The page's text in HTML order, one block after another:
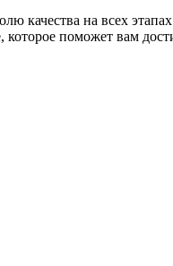
качества на всех этапах
поможет вам